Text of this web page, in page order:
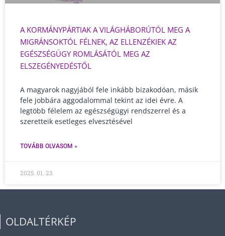
A KORMÁNYPÁRTIAK A VILÁGHÁBORÚTÓL MEG A
MIGRÁNSOKTÓL FÉLNEK, AZ ELLENZÉKIEK AZ
EGÉSZSÉGÜGY ROMLÁSÁTÓL MEG AZ
ELSZEGÉNYEDÉSTŐL
A magyarok nagyjából fele inkább bizakodóan, másik
fele jobbára aggodalommal tekint az idei évre. A
legtöbb félelem az egészségügyi rendszerrel és a
szeretteik esetleges elvesztésével
TOVÁBB OLVASOM »
2025. 01. 23.
OLDALTÉRKÉP